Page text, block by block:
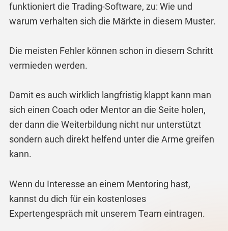
funktioniert die Trading-Software, zu: Wie und
warum verhalten sich die Märkte in diesem Muster.
Die meisten Fehler können schon in diesem Schritt
vermieden werden.
Damit es auch wirklich langfristig klappt kann man
sich einen Coach oder Mentor an die Seite holen,
der dann die Weiterbildung nicht nur unterstützt
sondern auch direkt helfend unter die Arme greifen
kann.
Wenn du Interesse an einem Mentoring hast,
kannst du dich für ein kostenloses
Expertengespräch mit unserem Team eintragen.